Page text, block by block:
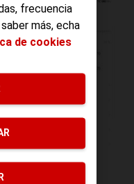
la SIM
frecuencia
más, echa
de cookies